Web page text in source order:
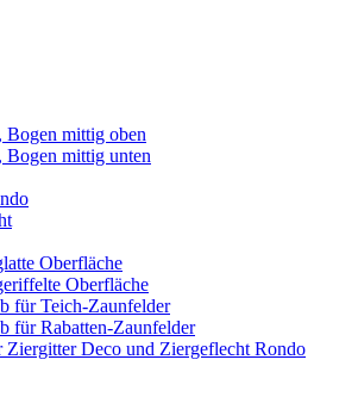
Bogen mittig oben
Bogen mittig unten
Oberfläche
Oberfläche
für Teich-Zaunfelder
für Rabatten-Zaunfelder
Ziergitter Deco und Ziergeflecht Rondo